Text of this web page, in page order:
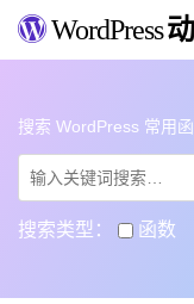
WordPress
搜索 WordPress 常用
搜索类型： 函数